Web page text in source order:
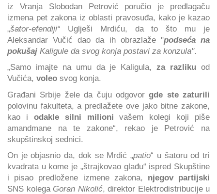
iz Vranja Slobodan Petrović poručio je predlagaču
izmena pet zakona iz oblasti pravosuđa, kako je kazao
„šator-efendiji“ Uglješi Mrdiću, da to što mu je
Aleksandar Vučić dao da ih obrazlaže "podseća na
pokušaj Kaligule da svog konja postavi za konzula".
„Samo imajte na umu da je Kaligula,za razliku od
Vučića, voleo svog konja.
Građani Srbije žele da čuju odgovorgde ste zaturili
polovinu fakulteta, a predlažete ove jako bitne zakone,
kao i odakle silni milionivašem kolegi koji piše
amandmane na te zakone“, rekao je Petrović na
skupštinskoj sednici.
On je objasnio da, dok se Mrdić „patio“ u šatoru od tri
kvadrata u kome je „štrajkovao glađu“ ispred Skupštine
i pisao predložene izmene zakona, njegov partijski
SNS kolega Goran Nikolić, direktor Elektrodistribucije u